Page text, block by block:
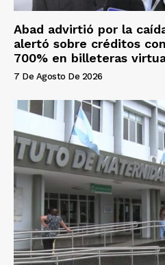
Abad advirtió por la
alertó sobre créditos
700% en billeteras
7 De Agosto De 2026